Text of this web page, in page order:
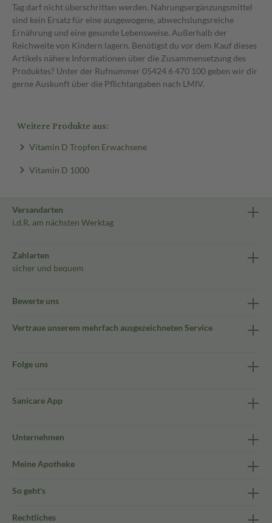
Tag darf nicht überschritten werden. Nahrungsergänzungsmittel
sind kein Ersatz für eine ausgewogene, abwechslungsreiche
Ernährung und eine gesunde Lebensweise. Außerhalb der
Reichweite von Kindern lagern. Benötigst du vor dem Kauf dieses
Artikels nähere Informationen über die Zusammensetzung des
Produktes? Unter der Rufnummer 05424 6 470 100 geben wir dir
gerne Auskunft über die Pflichtangaben nach LMIV.
Weitere Produkte aus:
Vitamin D Tropfen Erwachsene
Vitamin D 1000
Versandarten
i.d.R. am nächsten Werktag
Zahlarten
sicher und bequem
Bewerte uns
Vertraue unserem mehrfach ausgezeichneten Service
Folge uns
Sanicare App
Unternehmen
Meine Apotheke
So geht's
Rechtliches